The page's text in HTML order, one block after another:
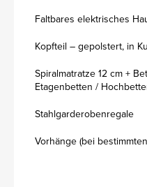
Faltbares elektrisches
Kopfteil – gepolstert, in
Spiralmatratze 12 cm +
Etagenbetten /
Stahlgarderobenregale
Vorhänge (bei